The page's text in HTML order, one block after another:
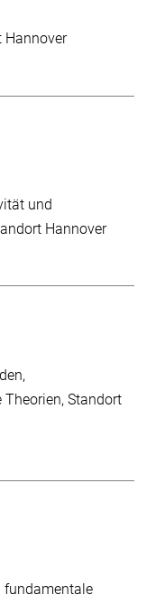
Hannover
und
Hannover
Theorien Standort
fundamentale